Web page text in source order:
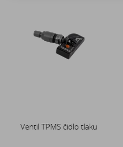
Ventil TPMS čidlo tlaku